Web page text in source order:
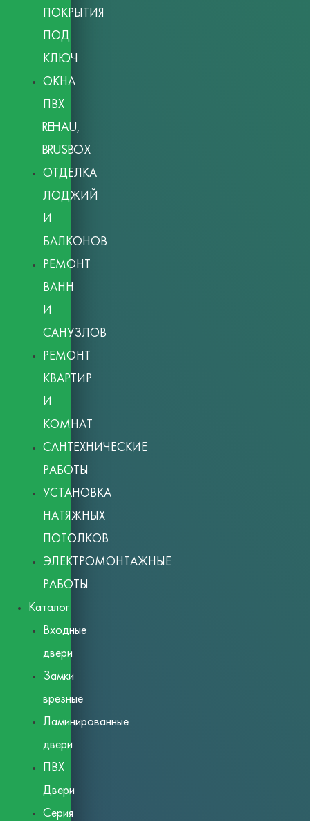
ПОКРЫТИЯ
ПОД
КЛЮЧ
ОКНА
ПВХ
REHAU,
BRUSBOX
ОТДЕЛКА
ЛОДЖИЙ
И
БАЛКОНОВ
РЕМОНТ
ВАНН
И
САНУЗЛОВ
РЕМОНТ
КВАРТИР
И
КОМНАТ
САНТЕХНИЧЕСКИЕ
РАБОТЫ
УСТАНОВКА
НАТЯЖНЫХ
ПОТОЛКОВ
ЭЛЕКТРОМОНТАЖНЫЕ
РАБОТЫ
Каталог
Входные
двери
Замки
врезные
Ламинированные
двери
ПВХ
Двери
Серия